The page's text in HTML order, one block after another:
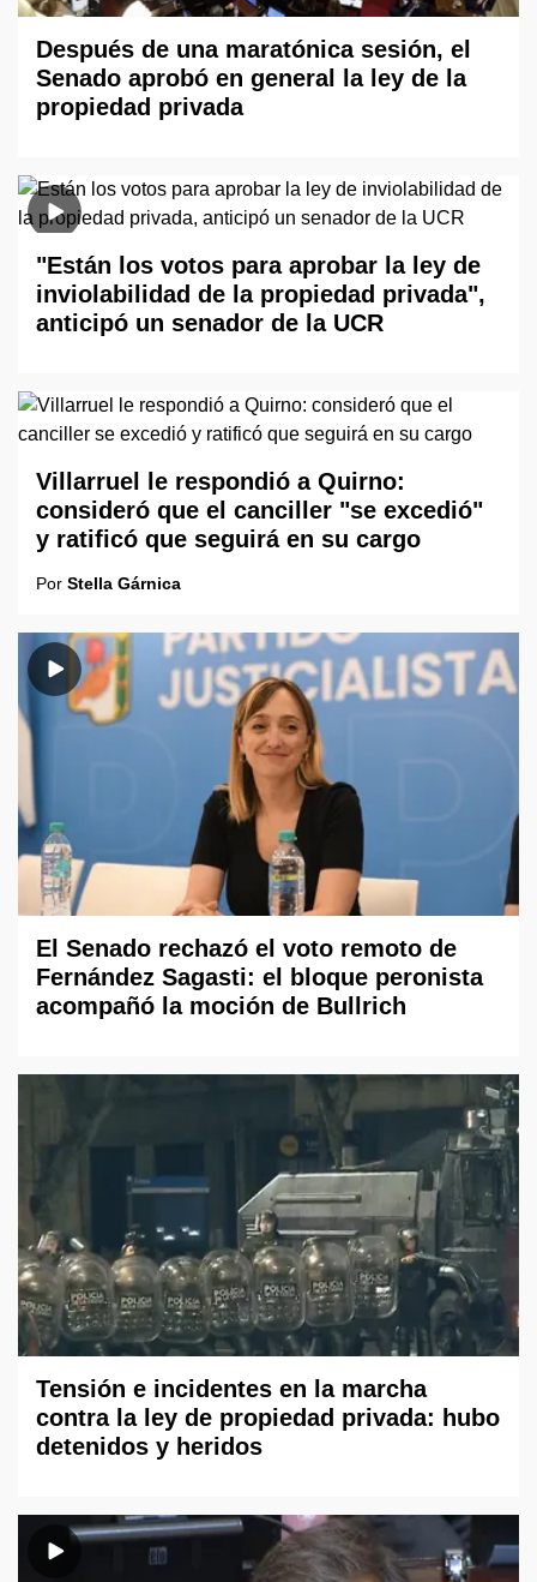
Después de una maratónica sesión, el
Senado aprobó en general la ley de la
propiedad privada
"Están los votos para aprobar la ley de
inviolabilidad de la propiedad privada",
anticipó un senador de la UCR
Villarruel le respondió a Quirno:
consideró que el canciller "se excedió"
y ratificó que seguirá en su cargo
Por Stella Gárnica
El Senado rechazó el voto remoto de
Fernández Sagasti: el bloque peronista
acompañó la moción de Bullrich
Tensión e incidentes en la marcha
contra la ley de propiedad privada: hubo
detenidos y heridos